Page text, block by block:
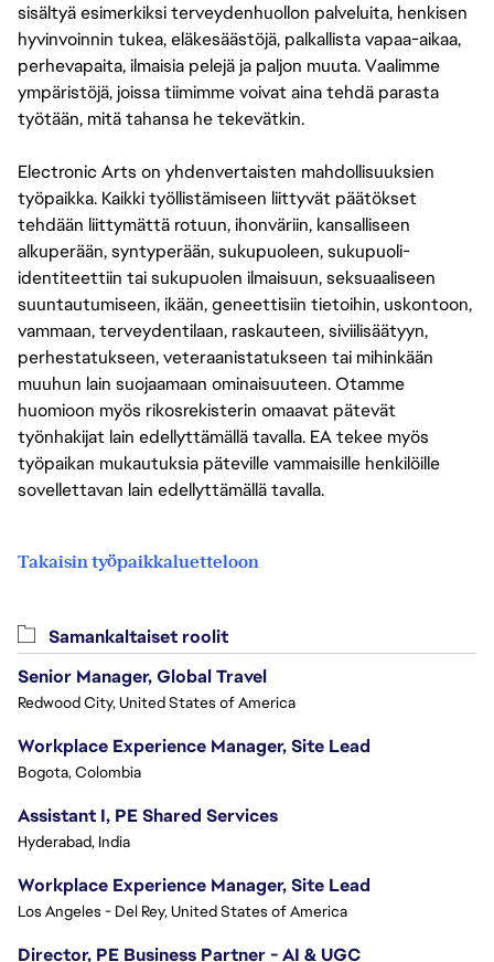
sisältyä esimerkiksi terveydenhuollon palveluita, henkisen
hyvinvoinnin tukea, eläkesäästöjä, palkallista vapaa-aikaa,
perhevapaita, ilmaisia pelejä ja paljon muuta. Vaalimme
ympäristöjä, joissa tiimimme voivat aina tehdä parasta
työtään, mitä tahansa he tekevätkin.
Electronic Arts on yhdenvertaisten mahdollisuuksien
työpaikka. Kaikki työllistämiseen liittyvät päätökset
tehdään liittymättä rotuun, ihonväriin, kansalliseen
alkuperään, syntyperään, sukupuoleen, sukupuoli-
identiteettiin tai sukupuolen ilmaisuun, seksuaaliseen
suuntautumiseen, ikään, geneettisiin tietoihin, uskontoon,
vammaan, terveydentilaan, raskauteen, siviilisäätyyn,
perhestatukseen, veteraanistatukseen tai mihinkään
muuhun lain suojaamaan ominaisuuteen. Otamme
huomioon myös rikosrekisterin omaavat pätevät
työnhakijat lain edellyttämällä tavalla. EA tekee myös
työpaikan mukautuksia päteville vammaisille henkilöille
sovellettavan lain edellyttämällä tavalla.
Takaisin työpaikkaluetteloon
Samankaltaiset roolit
Senior Manager, Global Travel
Redwood City, United States of America
Workplace Experience Manager, Site Lead
Bogota, Colombia
Assistant I, PE Shared Services
Hyderabad, India
Workplace Experience Manager, Site Lead
Los Angeles - Del Rey, United States of America
Director, PE Business Partner - AI & UGC